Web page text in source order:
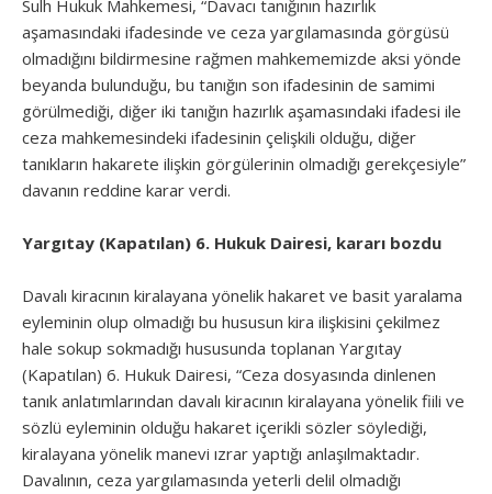
Sulh Hukuk Mahkemesi, “Davacı tanığının hazırlık
aşamasındaki ifadesinde ve ceza yargılamasında görgüsü
olmadığını bildirmesine rağmen mahkememizde aksi yönde
beyanda bulunduğu, bu tanığın son ifadesinin de samimi
görülmediği, diğer iki tanığın hazırlık aşamasındaki ifadesi ile
ceza mahkemesindeki ifadesinin çelişkili olduğu, diğer
tanıkların hakarete ilişkin görgülerinin olmadığı gerekçesiyle”
davanın reddine karar verdi.
Yargıtay (Kapatılan) 6. Hukuk Dairesi, kararı bozdu
Davalı kiracının kiralayana yönelik hakaret ve basit yaralama
eyleminin olup olmadığı bu hususun kira ilişkisini çekilmez
hale sokup sokmadığı hususunda toplanan Yargıtay
(Kapatılan) 6. Hukuk Dairesi, “Ceza dosyasında dinlenen
tanık anlatımlarından davalı kiracının kiralayana yönelik fiili ve
sözlü eyleminin olduğu hakaret içerikli sözler söylediği,
kiralayana yönelik manevi ızrar yaptığı anlaşılmaktadır.
Davalının, ceza yargılamasında yeterli delil olmadığı